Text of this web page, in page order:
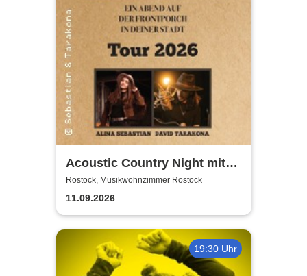
Acoustic Country Night mit
Alina Sebastian & David
Tarakona | Musikwohnzimmer
Rostock
Rostock, Musikwohnzimmer Rostock
11.09.2026
19:30 Uhr